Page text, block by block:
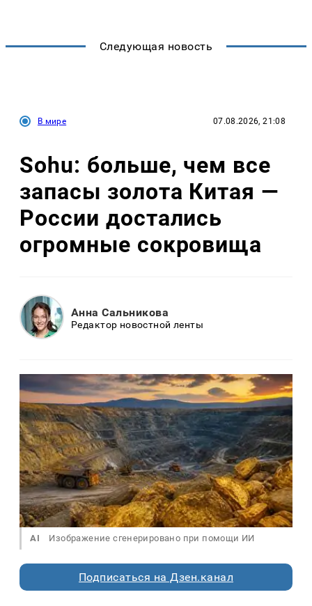
Следующая новость
В мире 07.08.2026, 21:08
Sohu: больше, чем все
запасы золота Китая —
России достались
огромные сокровища
Анна Сальникова
Редактор новостной ленты
AI Изображение сгенерировано при помощи ИИ
Подписаться на Дзен.канал